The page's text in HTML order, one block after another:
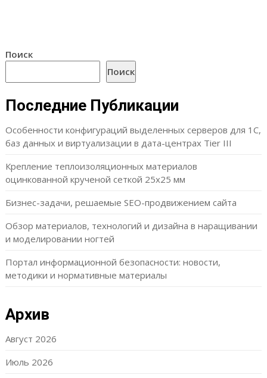
Поиск
Поиск
Последние Публикации
Особенности конфигураций выделенных серверов для 1С,
баз данных и виртуализации в дата-центрах Tier III
Крепление теплоизоляционных материалов
оцинкованной крученой сеткой 25х25 мм
Бизнес-задачи, решаемые SEO-продвижением сайта
Обзор материалов, технологий и дизайна в наращивании
и моделировании ногтей
Портал информационной безопасности: новости,
методики и нормативные материалы
Архив
Август 2026
Июль 2026